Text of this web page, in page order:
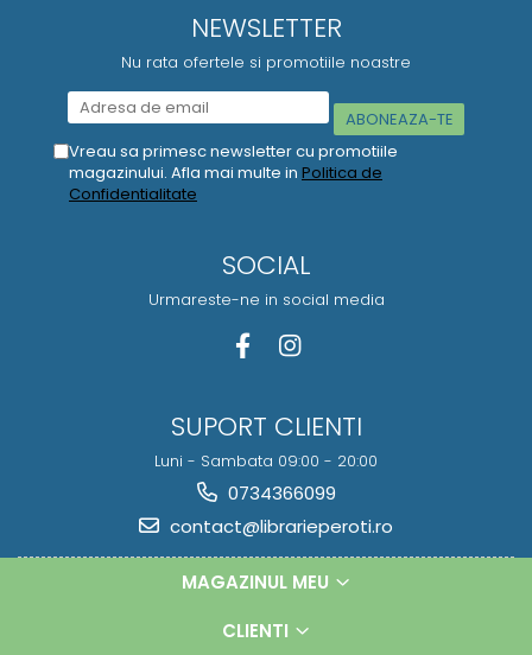
NEWSLETTER
Nu rata ofertele si promotiile noastre
Vreau sa primesc newsletter cu promotiile
magazinului. Afla mai multe in Politica de
Confidentialitate
SOCIAL
Urmareste-ne in social media
SUPORT CLIENTI
Luni - Sambata 09:00 - 20:00
0734366099
contact@librarieperoti.ro
MAGAZINUL MEU
CLIENTI